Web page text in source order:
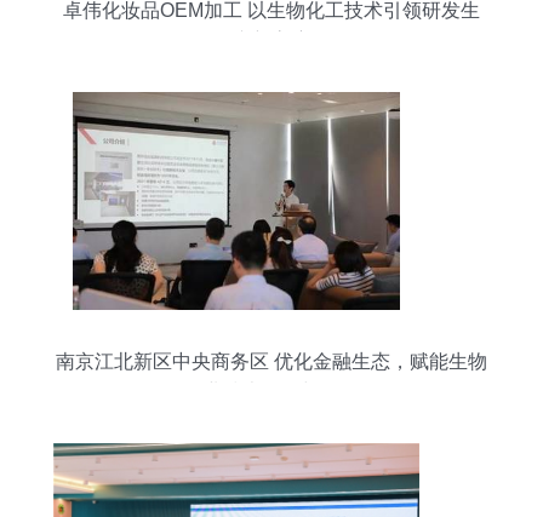
卓伟化妆品OEM加工 以生物化工技术引领研发生
南京江北新区中央商务区 优化金融生态，赋能生物